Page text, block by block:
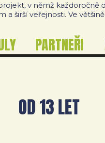
v němž
širší veřejnosti. Ve
PARTNEŘI
OD 13 LET